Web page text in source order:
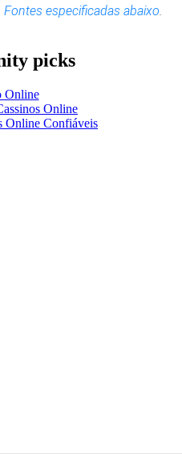
Fontes especificadas abaixo.